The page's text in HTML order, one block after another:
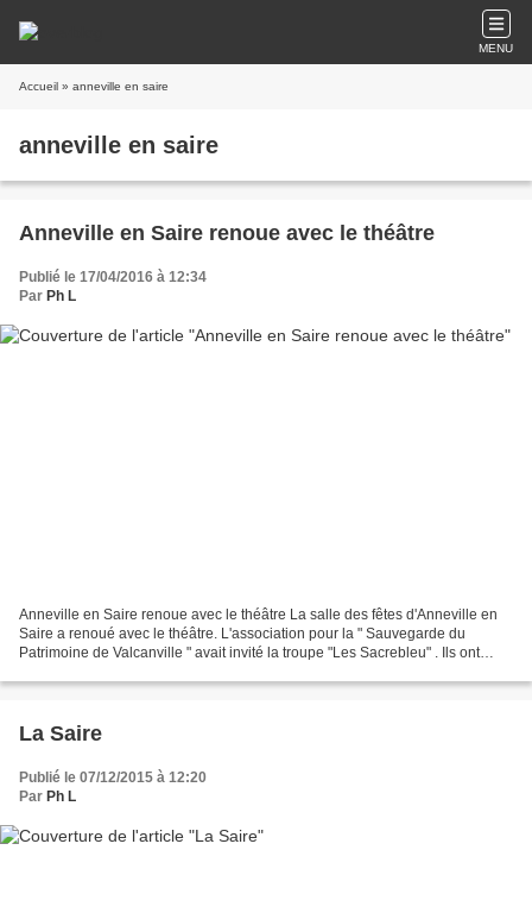
MENU
Accueil » anneville en saire
anneville en saire
Anneville en Saire renoue avec le théâtre
Publié le 17/04/2016 à 12:34
Par Ph L
Anneville en Saire renoue avec le théâtre La salle des fêtes d'Anneville en
Saire a renoué avec le théâtre. L'association pour la " Sauvegarde du
Patrimoine de Valcanville " avait invité la troupe "Les Sacrebleu" . Ils ont
La Saire
Publié le 07/12/2015 à 12:20
Par Ph L